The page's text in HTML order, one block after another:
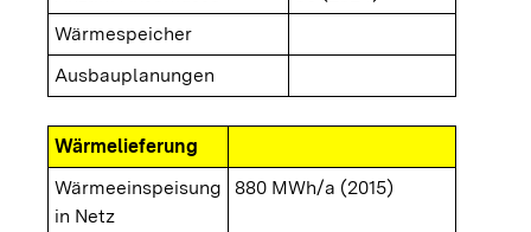
Wärmespeicher
Ausbauplanungen
Wärmelieferung
Wärmeeinspeisung
in Netz
880 MWh/a (2015)